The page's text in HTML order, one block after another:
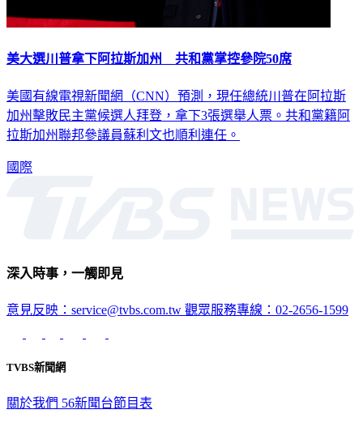
美大選川普拿下阿拉斯加州 共和黨掌控參院50席
美國有線電視新聞網（CNN）預測，現任總統川普在阿拉斯
加州擊敗民主黨候選人拜登，拿下3張選舉人票。共和黨籍阿
拉斯加州聯邦參議員蘇利文也順利連任。
國際
深入時事，一觸即見
意見反映：service@tvbs.com.tw 觀眾服務專線：02-2656-1599
TVBS新聞網
關於我們 56新聞台節目表